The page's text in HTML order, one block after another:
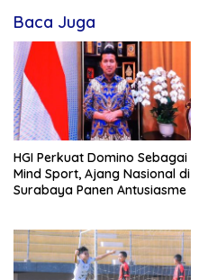
Baca Juga
HGI Perkuat Domino Sebagai
Mind Sport, Ajang Nasional di
Surabaya Panen Antusiasme